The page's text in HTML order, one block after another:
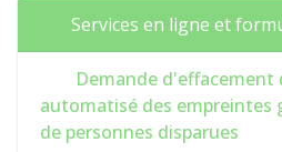
Services en ligne et
Demande
automatisé des empreintes
de personnes disparues